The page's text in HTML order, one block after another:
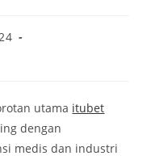
utama itubet
dengan
medis dan industri